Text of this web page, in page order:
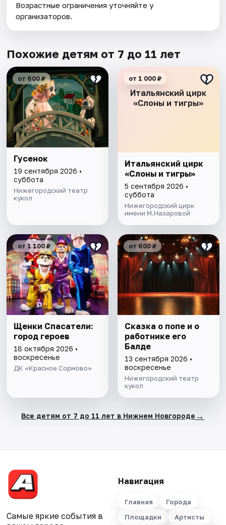
Возрастные ограничения уточняйте у
организаторов.
Похожие детям от 7 до 11 лет
от 600 ₽
Гусенок
19 сентября 2026 •
суббота
Нижегородский театр
кукол
Итальянский цирк
«Слоны и тигры»
от 1 000 ₽
Итальянский цирк
«Слоны и тигры»
5 сентября 2026 •
суббота
Нижегородский цирк
имени М.Назаровой
от 1 100 ₽
Щенки Спасатели:
город героев
18 октября 2026 •
воскресенье
ДК «Красное Сормово»
от 600 ₽
Сказка о попе и о
работнике его
Балде
13 сентября 2026 •
воскресенье
Нижегородский театр
кукол
Все детям от 7 до 11 лет в Нижнем Новгороде →
Самые яркие события в
Навигация
Главная
Города
Площадки
Артисты